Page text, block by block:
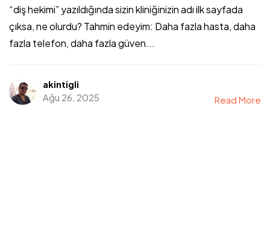
“diş hekimi” yazıldığında sizin kliniğinizin adı ilk sayfada
çıksa, ne olurdu? Tahmin edeyim: Daha fazla hasta, daha
fazla telefon, daha fazla güven...
akintigli
Ağu 26, 2025
Read More